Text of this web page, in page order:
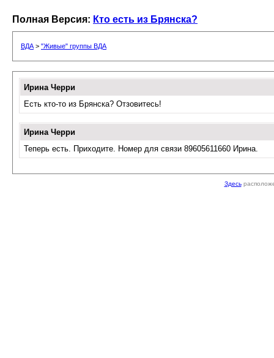
Полная Версия: Кто есть из Брянска?
ВДА > "Живые" группы ВДА
Ирина Черри
Есть кто-то из Брянска? Отзовитесь!
Ирина Черри
Теперь есть. Приходите. Номер для связи 89605611660 Ирина.
Здесь